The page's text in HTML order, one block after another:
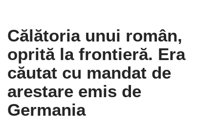
Călătoria unui român,
oprită la frontieră. Era
căutat cu mandat de
arestare emis de
Germania